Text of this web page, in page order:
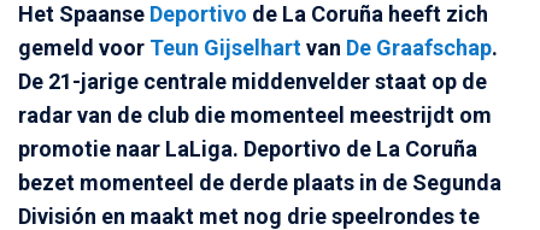
Het Spaanse Deportivo de La Coruña heeft zich
gemeld voor Teun Gijselhartvan De Graafschap.
De 21-jarige centrale middenvelder staat op de
radar van de club die momenteel meestrijdt om
promotie naar LaLiga. Deportivo de La Coruña
bezet momenteel de derde plaats in de Segunda
División en maakt met nog drie speelrondes te